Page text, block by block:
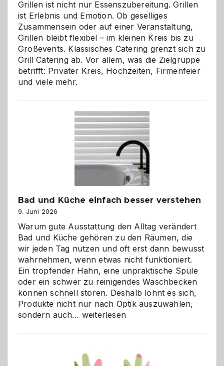
Grillen ist nicht nur Essenszubereitung. Grillen
ist Erlebnis und Emotion. Ob geselliges
Zusammensein oder auf einer Veranstaltung,
Grillen bleibt flexibel – im kleinen Kreis bis zu
Großevents. Klassisches Catering grenzt sich zu
Grill Catering ab. Vor allem, was die Zielgruppe
betrifft: Privater Kreis, Hochzeiten, Firmenfeier
und viele mehr.
Bad und Küche einfach besser verstehen
9. Juni 2026
Warum gute Ausstattung den Alltag verändert
Bad und Küche gehören zu den Räumen, die
wir jeden Tag nutzen und oft erst dann bewusst
wahrnehmen, wenn etwas nicht funktioniert.
Ein tropfender Hahn, eine unpraktische Spüle
oder ein schwer zu reinigendes Waschbecken
können schnell stören. Deshalb lohnt es sich,
Produkte nicht nur nach Optik auszuwählen,
sondern auch… Bad
besser
weiterlesen